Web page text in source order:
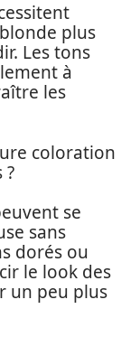
plus
Les tons
à
les
coloration
?
se
sans
dorés ou
le look des
un peu plus